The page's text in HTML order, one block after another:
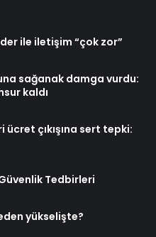
ile iletişim “çok zor”
sağanak damga vurdu:
kaldı
ücret çıkışına sert tepki:
Tedbirleri
yükselişte?